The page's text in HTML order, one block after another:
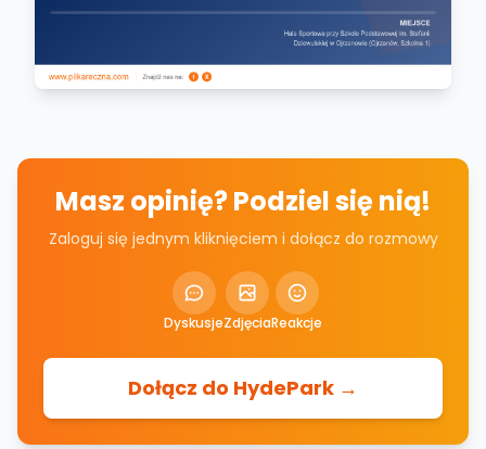
Masz opinię? Podziel się nią!
Zaloguj się jednym kliknięciem i dołącz do rozmowy
DyskusjeZdjęciaReakcje
Dołącz do HydePark →